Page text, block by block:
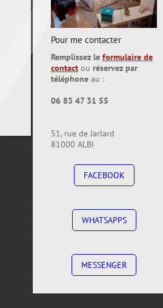
Pour me contacter
Remplissez le formulaire de
contact ou réservez par
téléphone au :
06 83 47 31 55
51, rue de Jarlard
81000 ALBI
FACEBOOK
WHATSAPPS
MESSENGER